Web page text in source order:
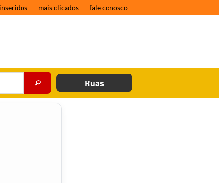
mais clicados fale conosco
Ruas